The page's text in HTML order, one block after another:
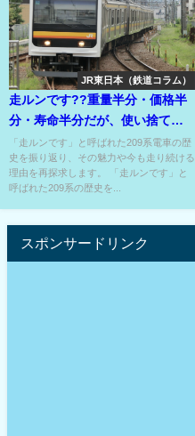
JR東日本（鉄道コラム）
走ルンです??重量半分・価格半
分・寿命半分だが、使い捨て電
車ではない本来の意味は??
「走ルンです」と呼ばれた209系電車の歴
史を振り返り、その魅力や今も走り続ける
理由を再探求します。 「走ルンです」と
呼ばれた209系の歴史を...
スポンサードリンク